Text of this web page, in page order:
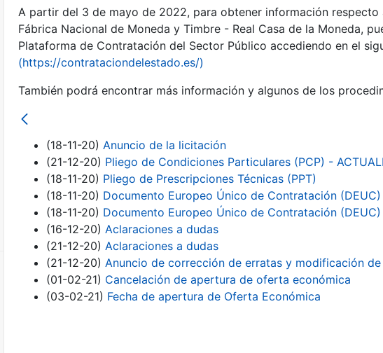
Mostra/Amaga
Mostra/Amaga
Mostra/Amaga
Mostra/Amaga
A partir del 3 de mayo de 2022, para obtener información respecto
Fábrica Nacional de Moneda y Timbre - Real Casa de la Moneda,
Plataforma de Contratación del Sector Público accediendo en el
(https://contrataciondelestado.es/)
También podrá encontrar más información y algunos de los
(18-11-20) Anuncio de la licitación
(21-12-20) Pliego de Condiciones Particulares (PCP) -
(18-11-20) Pliego de Prescripciones Técnicas (PPT)
(18-11-20) Documento Europeo Único de Contratación
(18-11-20) Documento Europeo Único de Contratación
(16-12-20) Aclaraciones a dudas
(21-12-20) Aclaraciones a dudas
(21-12-20) Anuncio de corrección de erratas y modificación
(01-02-21) Cancelación de apertura de oferta económica
(03-02-21) Fecha de apertura de Oferta Económica